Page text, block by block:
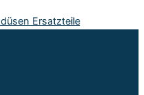
Ersatzteile